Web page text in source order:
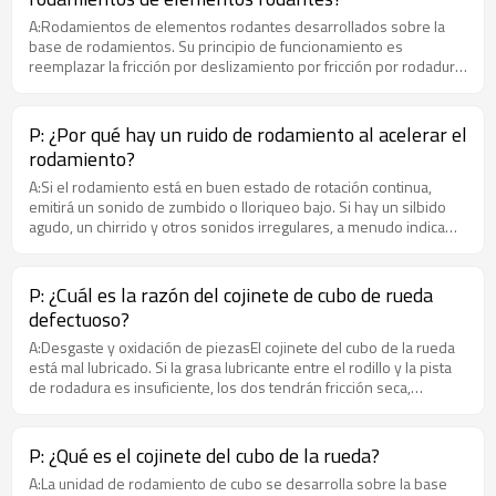
velocidad de funcionamiento.
A:Rodamientos de elementos rodantes desarrollados sobre la
base de rodamientos. Su principio de funcionamiento es
reemplazar la fricción por deslizamiento por fricción por rodadura.
básicas altamente versátiles, estandarizadas y serializadas.
P: ¿Por qué hay un ruido de rodamiento al acelerar el
rodamiento?
A:Si el rodamiento está en buen estado de rotación continua,
emitirá un sonido de zumbido o lloriqueo bajo. Si hay un silbido
agudo, un chirrido y otros sonidos irregulares, a menudo indica
inadecuada. La holgura inadecuada de los cojinetes también
puede causar ruido metálico.Las abolladuras en la pista del anillo
exterior del rodamiento causarán vibraciones y producirán un
sonido suave y nítido.Si hay ruido intermitente, significa que las
partes rodantes pueden estar dañadas. Este sonido se produce
cuando se da la vuelta a la superficie dañada y, si hay
fuertes.Si es causado por golpes durante la instalación, también
se generará ruido, y este ruido variará con la velocidad del
rodamiento.
P: ¿Cuál es la razón del cojinete de cubo de rueda
defectuoso?
A:Desgaste y oxidación de piezasEl cojinete del cubo de la rueda
está mal lubricado. Si la grasa lubricante entre el rodillo y la pista
de rodadura es insuficiente, los dos tendrán fricción seca,
P: ¿Qué es el cojinete del cubo de la rueda?
A:La unidad de rodamiento de cubo se desarrolla sobre la base